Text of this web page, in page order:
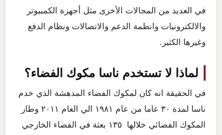
في العديد من المجالات الأخرى مثل أجهزة الكمبيوتر
والالكترونيات وانظمة الدعم والاتصالات ونظام الدفع
وغيرها الكثير.
لماذا لا تستخدم ناسا مكوك الفضاء؟
في الحقيقة انه كان لمكوك الفضاء المدهشة الذي خدم
ناسا لمدة ٣٠ عاما من عام ١٩٨١ الي العام ٢٠١١ وطار
المكوك الفضائي خلالها ١٣٥ بعثة في الفضاء الخارجي